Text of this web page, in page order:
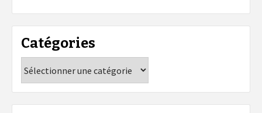
Catégories